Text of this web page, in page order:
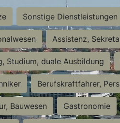
Sonstige Dienstleistungen
Assistenz,
Studium, duale Ausbildung
Berufskraftfahrer,
Bauwesen Gastronomie